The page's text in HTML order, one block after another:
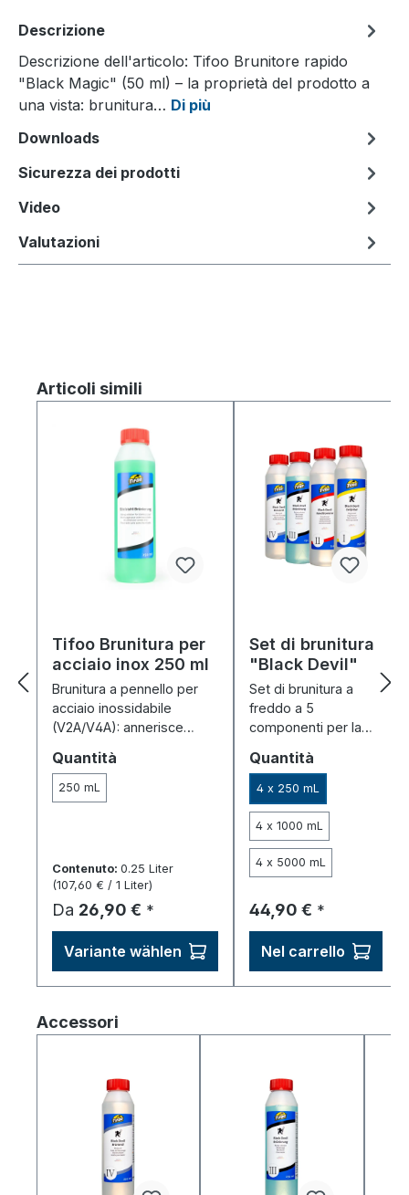
Descrizione
Descrizione dell'articolo: Tifoo Brunitore rapido
"Black Magic" (50 ml) – la proprietà del prodotto a
una vista: brunitura… Di più
Downloads
Sicurezza dei prodotti
Video
Valutazioni
Salta la galleria dei prodotti
Articoli simili
Tifoo Brunitura per
acciaio inox 250 ml
Brunitura a pennello per
acciaio inossidabile
(V2A/V4A): annerisce
adesiva e resistente
all'abrasione – 250 ml per
circa 1 m².
Seleziona
Quantità
250 mL
Contenuto: 0.25 Liter
(107,60 € / 1 Liter)
Prezzo normale:
Da 26,90 € *
Variante wählen
Set di brunitura
"Black Devil"
Set di brunitura a
freddo a 5
componenti per la
immersione di
acciaio, ferro, ghisa e
zinco – economico.
Seleziona
Quantità
4 x 250 mL
4 x 1000 mL
4 x 5000 mL
Prezzo normale:
44,90 € *
Nel carrello
Salta la galleria dei prodotti
Accessori